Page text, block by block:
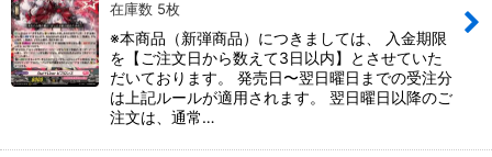
在庫数 5枚
※本商品（新弾商品）につきましては、 入金期限
を【ご注文日から数えて3日以内】とさせていた
だいております。 発売日〜翌日曜日までの受注分
は上記ルールが適用されます。 翌日曜日以降のご
注文は、通常…